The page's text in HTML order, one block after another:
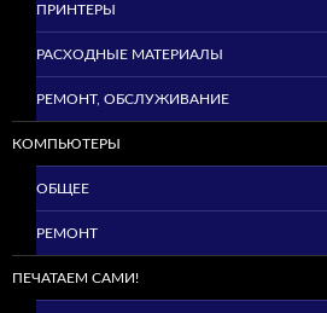
ПРИНТЕРЫ
РАСХОДНЫЕ МАТЕРИАЛЫ
РЕМОНТ, ОБСЛУЖИВАНИЕ
КОМПЬЮТЕРЫ
ОБЩЕЕ
РЕМОНТ
ПЕЧАТАЕМ САМИ!